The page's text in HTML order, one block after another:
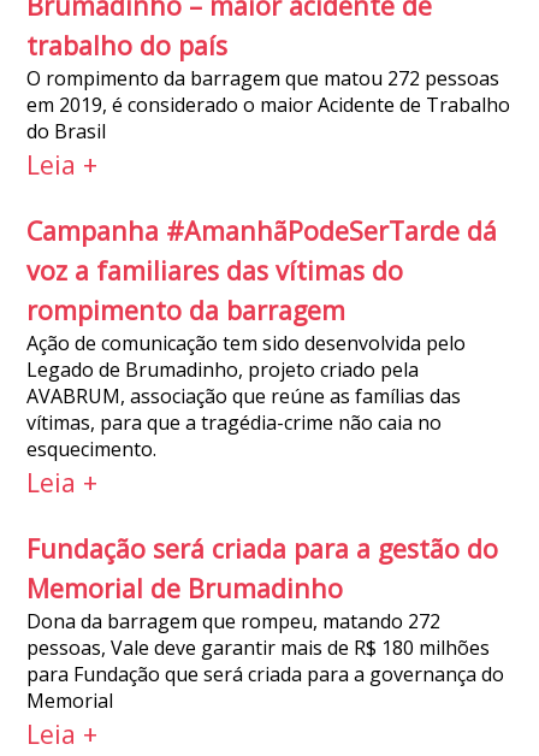
trabalho do país
O rompimento da barragem que matou 272 pessoas
em 2019, é considerado o maior Acidente de Trabalho
do Brasil
Leia +
Campanha #AmanhãPodeSerTarde dá
voz a familiares das vítimas do
rompimento da barragem
Ação de comunicação tem sido desenvolvida pelo
Legado de Brumadinho, projeto criado pela
AVABRUM, associação que reúne as famílias das
vítimas, para que a tragédia-crime não caia no
esquecimento.
Leia +
Fundação será criada para a gestão do
Memorial de Brumadinho
Dona da barragem que rompeu, matando 272
pessoas, Vale deve garantir mais de R$ 180 milhões
para Fundação que será criada para a governança do
Memorial
Leia +